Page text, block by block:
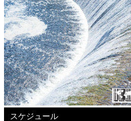
スケジュール